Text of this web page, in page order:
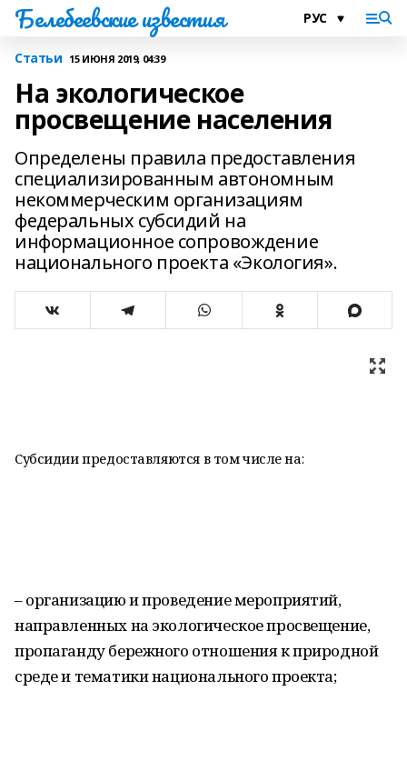
Белебеевские известия
Статьи 15 ИЮНЯ 2019, 04:39
На экологическое
просвещение населения
Определены правила предоставления
специализированным автономным
некоммерческим организациям
федеральных субсидий на
информационное сопровождение
национального проекта «Экология».
Субсидии предоставляются в том числе на:
– организацию и проведение мероприятий,
направленных на экологическое просвещение,
пропаганду бережного отношения к природной
среде и тематики национального проекта;